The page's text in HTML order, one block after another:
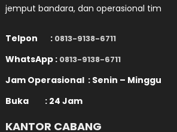
jemput bandara, dan operasional tim
Telpon : 0813-9138-6711
WhatsApp : 0813-9138-6711
Jam Operasional : Senin – Minggu
Buka : 24 Jam
KANTOR CABANG